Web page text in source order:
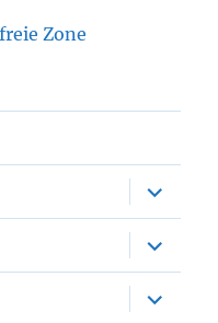
anzeigen
anzeigen
anzeigen